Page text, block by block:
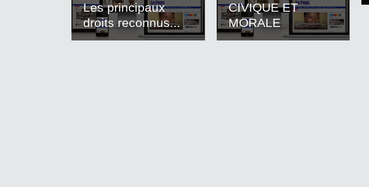
Les principaux
droits reconnus...
CIVIQUE ET
MORALE